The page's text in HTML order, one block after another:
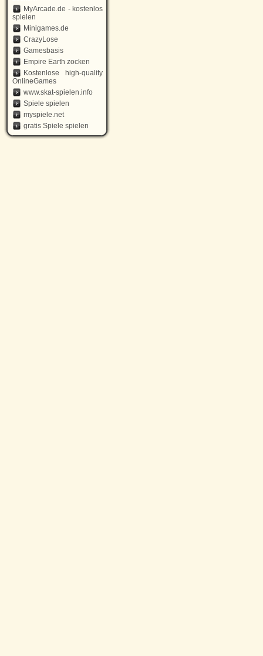
MyArcade.de - kostenlos
spielen
Minigames.de
CrazyLose
Gamesbasis
Empire Earth zocken
Kostenlose high-quality
OnlineGames
www.skat-spielen.info
Spiele spielen
myspiele.net
gratis Spiele spielen